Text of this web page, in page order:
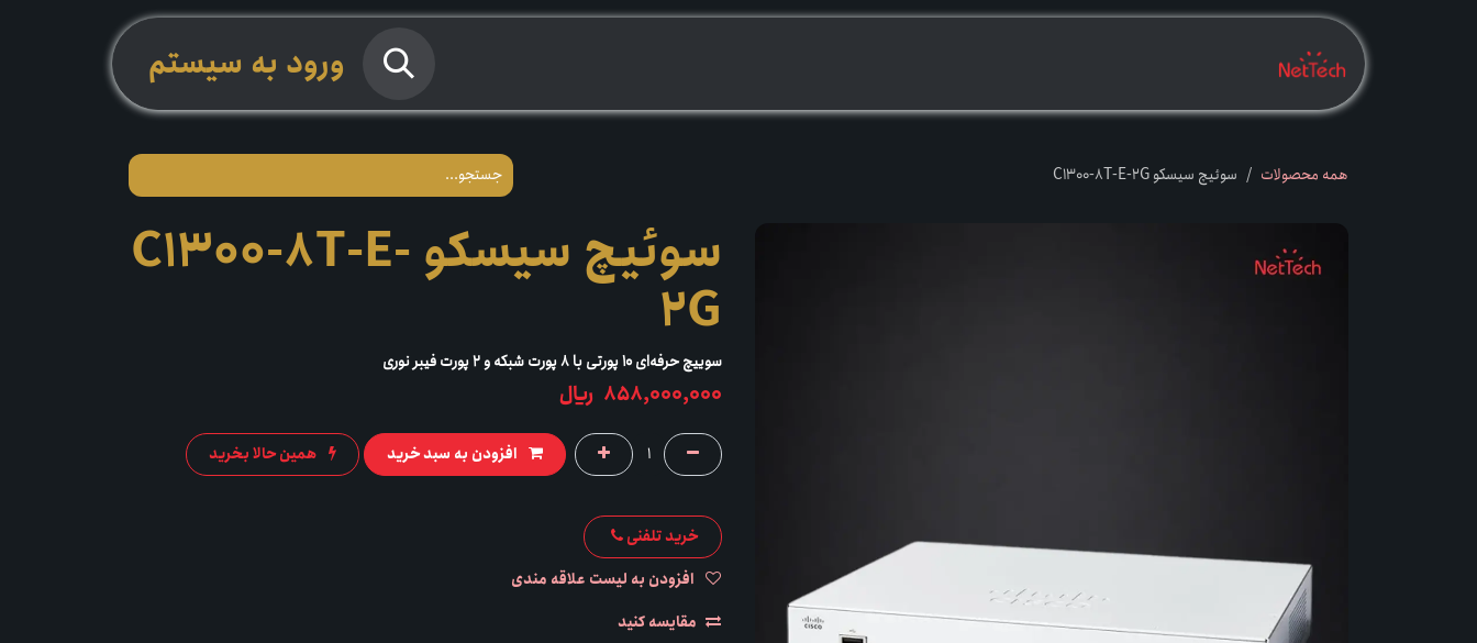
صرف نظر و مشاهده محتوا
ورود به سیستم
همه محصولات سوئیچ سیسکو C1300-8T-E-2G
سوئیچ سیسکو C1300-8T-E-
2G
سوییچ حرفه‌ای ۱۰ پورتی با ۸ پورت شبکه و ۲ پورت فیبر نوری
858,000,000 ﷼
افزودن به سبد خرید همین حالا بخرید
خرید تلفنی
مقایسه کنید